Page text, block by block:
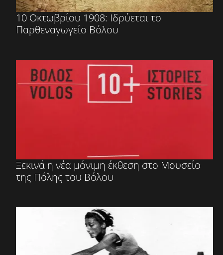
10 Οκτωβρίου 1908: Ιδρύεται το
Παρθεναγωγείο Βόλου
Ξεκινά η νέα μόνιμη έκθεση στο Μουσείο
της Πόλης του Βόλου